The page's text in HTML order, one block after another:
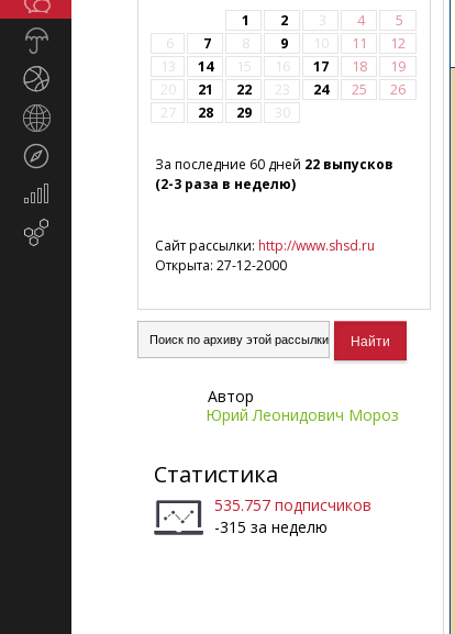
Экономика
маркетинг
1 2 3 4
5
6
7 8 9 10 11
12
13
14 15 16 17 18
19
20
21 22 23 24 25
26
27
28 29 30
За последние 60 дней 22 выпусков
(2-3 раза в неделю)
Сайт рассылки: http://www.shsd.ru
Открыта: 27-12-2000
Автор
Юрий Леонидович Мороз
Статистика
535.757 подписчиков
-315 за неделю